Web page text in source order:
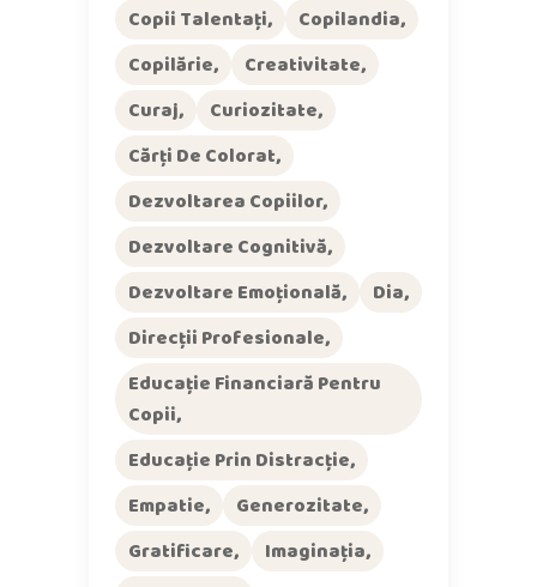
Copii Talentați
Copilandia
Copilărie
Creativitate
Curaj
Curiozitate
Cărți De Colorat
Dezvoltarea Copiilor
Dezvoltare Cognitivă
Dezvoltare Emoțională
Dia
Direcții Profesionale
Educație Financiară Pentru
Copii
Educație Prin Distracție
Empatie
Generozitate
Gratificare
Imaginația